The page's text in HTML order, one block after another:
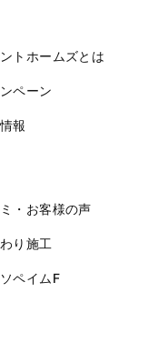
トホームズとは
ペーン
報
・お客様の声
り施工
ペイムF